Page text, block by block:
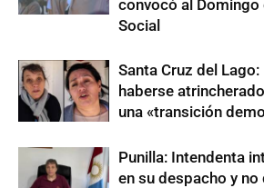
convocó al
Social
Santa Cruz del
haberse
una «transición
Punilla: Intendenta
en su despacho y no